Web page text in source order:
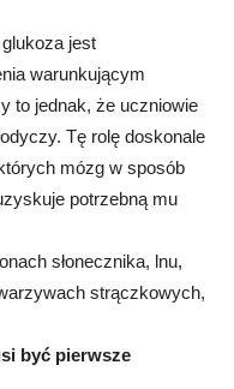
jest
warunkującym
to jednak, że uczniowie
Tę rolę doskonale
mózg w sposób
potrzebną mu
słonecznika, lnu,
strączkowych,
być pierwsze